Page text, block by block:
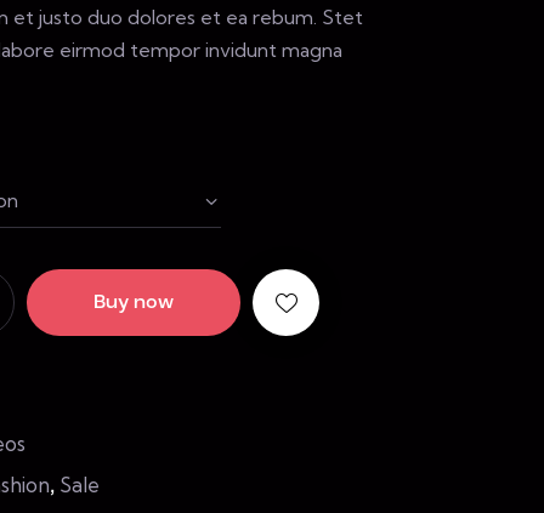
et justo duo dolores et ea rebum. Stet
eirmod tempor invidunt magna
Buy now
, Sale